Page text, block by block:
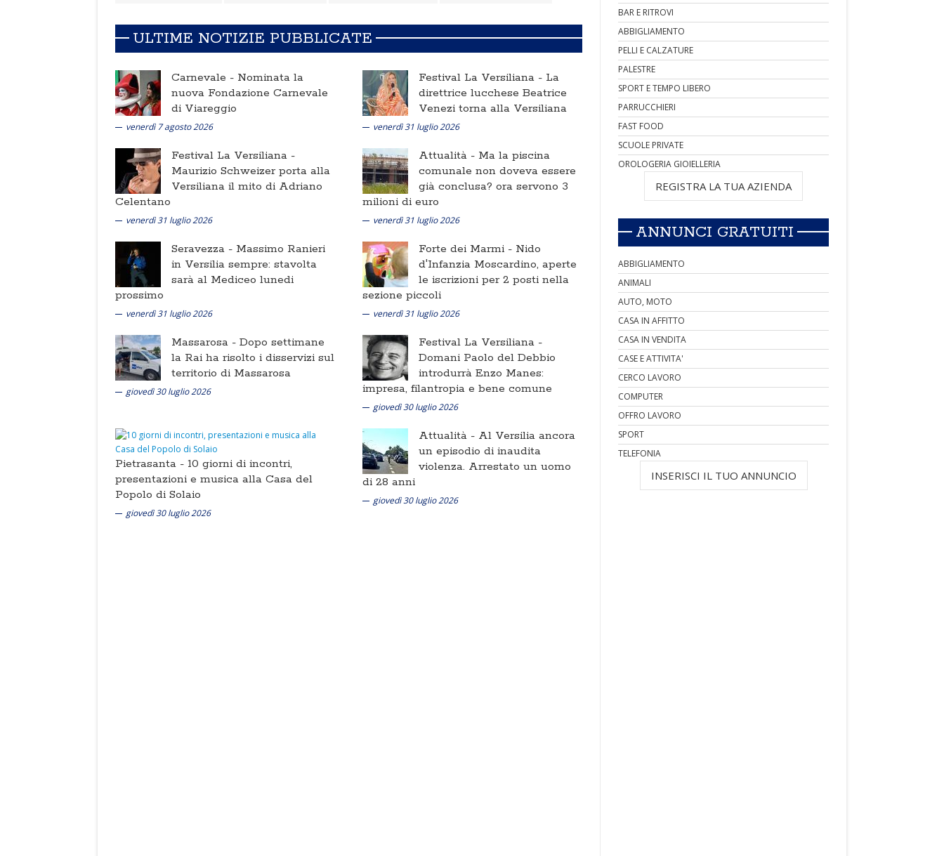
ULTIME NOTIZIE PUBBLICATE
Carnevale - Nominata la
nuova Fondazione Carnevale
di Viareggio
venerdì 7 agosto 2026
Festival La Versiliana - La
direttrice lucchese Beatrice
Venezi torna alla Versiliana
venerdì 31 luglio 2026
Festival La Versiliana -
Maurizio Schweizer porta alla
Versiliana il mito di Adriano
Celentano
venerdì 31 luglio 2026
Attualità - Ma la piscina
comunale non doveva essere
già conclusa? ora servono 3
milioni di euro
venerdì 31 luglio 2026
Seravezza - Massimo Ranieri
in Versilia sempre: stavolta
sarà al Mediceo lunedi
prossimo
venerdì 31 luglio 2026
Forte dei Marmi - Nido
d'Infanzia Moscardino, aperte
le iscrizioni per 2 posti nella
sezione piccoli
venerdì 31 luglio 2026
Massarosa - Dopo settimane
la Rai ha risolto i disservizi sul
territorio di Massarosa
giovedì 30 luglio 2026
Festival La Versiliana -
Domani Paolo del Debbio
introdurrà Enzo Manes:
impresa, filantropia e bene comune
giovedì 30 luglio 2026
Pietrasanta - 10 giorni di incontri,
presentazioni e musica alla Casa del
Popolo di Solaio
giovedì 30 luglio 2026
Attualità - Al Versilia ancora
un episodio di inaudita
violenza. Arrestato un uomo
di 28 anni
giovedì 30 luglio 2026
BAR E RITROVI
ABBIGLIAMENTO
PELLI E CALZATURE
PALESTRE
SPORT E TEMPO LIBERO
PARRUCCHIERI
FAST FOOD
SCUOLE PRIVATE
OROLOGERIA GIOIELLERIA
REGISTRA LA TUA AZIENDA
ANNUNCI GRATUITI
ABBIGLIAMENTO
ANIMALI
AUTO, MOTO
CASA IN AFFITTO
CASA IN VENDITA
CASE E ATTIVITA'
CERCO LAVORO
COMPUTER
OFFRO LAVORO
SPORT
TELEFONIA
INSERISCI IL TUO ANNUNCIO